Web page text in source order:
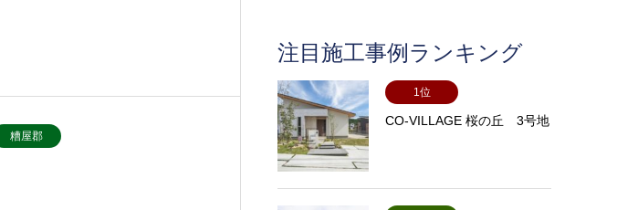
糟屋郡
注目施工事例ランキング
1位
CO-VILLAGE 桜の丘 3号地